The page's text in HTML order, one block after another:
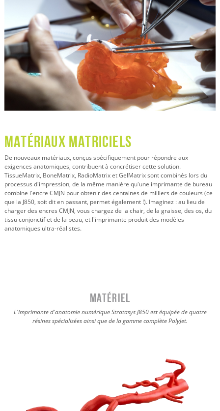
Matériaux matriciels
De nouveaux matériaux, conçus spécifiquement pour répondre aux
exigences anatomiques, contribuent à concrétiser cette solution.
TissueMatrix, BoneMatrix, RadioMatrix et GelMatrix sont combinés lors du
processus d'impression, de la même manière qu'une imprimante de bureau
combine l'encre CMJN pour obtenir des centaines de milliers de couleurs (ce
que la J850, soit dit en passant, permet également !). Imaginez : au lieu de
charger des encres CMJN, vous chargez de la chair, de la graisse, des os, du
tissu conjonctif et de la peau, et l'imprimante produit des modèles
anatomiques ultra-réalistes.
MATÉRIEL
L'imprimante d'anatomie numérique Stratasys J850 est équipée de quatre
résines spécialisées ainsi que de la gamme complète PolyJet.